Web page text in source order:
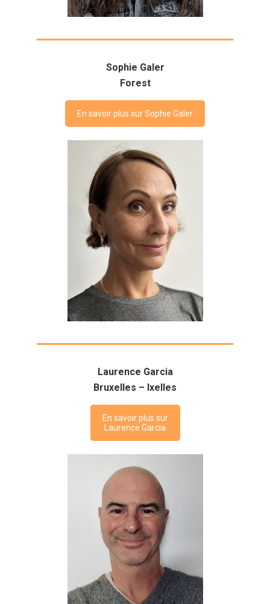
Sophie Galer
Forest
En savoir plus sur Sophie Galer
Laurence Garcia
Bruxelles – Ixelles
En savoir plus sur
Laurence Garcia